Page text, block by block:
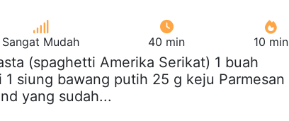
Sangat Mudah 40 min 10 min
(spaghetti Amerika Serikat) 1 buah
siung bawang putih 25 g keju Parmesan
yang sudah...